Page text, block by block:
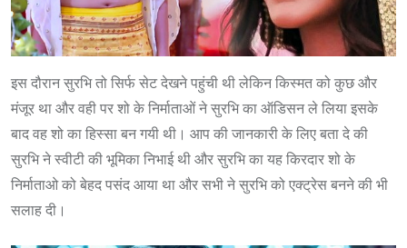
इस दौरान सुरभि तो सिर्फ सेट देखने पहुंची थी लेकिन किस्मत को कुछ और
मंजूर था और वही पर शो के निर्माताओं ने सुरभि का ऑडिसन ले लिया इसके
बाद वह शो का हिस्सा बन गयी थी। आप की जानकारी के लिए बता दे की
सुरभि ने स्वीटी की भूमिका निभाई थी और सुरभि का यह किरदार शो के
निर्माताओ को बेहद पसंद आया था और सभी ने सुरभि को एक्ट्रेस बनने की भी
सलाह दी।